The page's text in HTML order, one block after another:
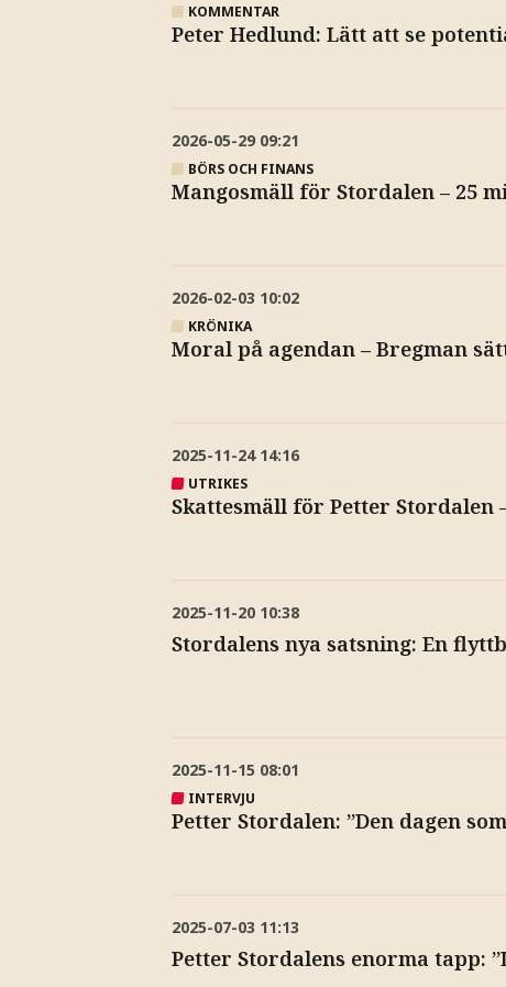
KOMMENTAR
Peter Hedlund: Lätt att se
2026-05-29 09:21
BÖRS OCH FINANS
Mangosmäll för Stordalen – 25
2026-02-03 10:02
KRÖNIKA
Moral på agendan – Bregman
2025-11-24 14:16
UTRIKES
Skattesmäll för Petter Stordalen
2025-11-20 10:38
Stordalens nya satsning: En
2025-11-15 08:01
INTERVJU
Petter Stordalen: ”Den dagen
2025-07-03 11:13
Petter Stordalens enorma tapp: